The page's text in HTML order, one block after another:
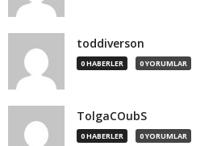
toddiverson
0 HABERLER 0 YORUMLAR
TolgaCOubS
0 HABERLER 0 YORUMLAR